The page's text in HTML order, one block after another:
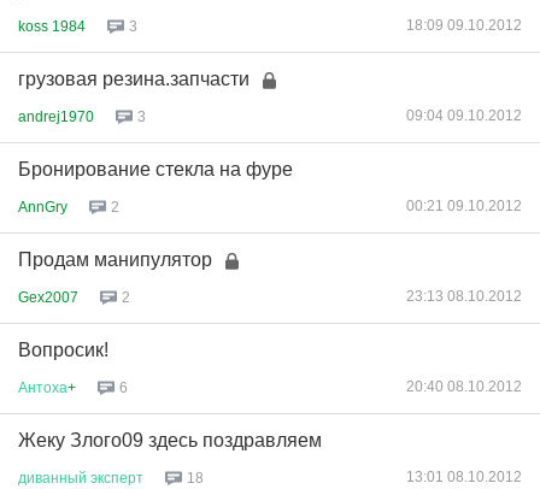
koss 1984 3 18:09 09.10.2012
грузовая резина.запчасти
andrej1970 3 09:04 09.10.2012
Бронирование стекла на фуре
AnnGry 2 00:21 09.10.2012
Продам манипулятор
Gex2007 2 23:13 08.10.2012
Вопросик!
Антоха+ 6 20:40 08.10.2012
Жеку Злого09 здесь поздравляем
диванный эксперт 18 13:01 08.10.2012